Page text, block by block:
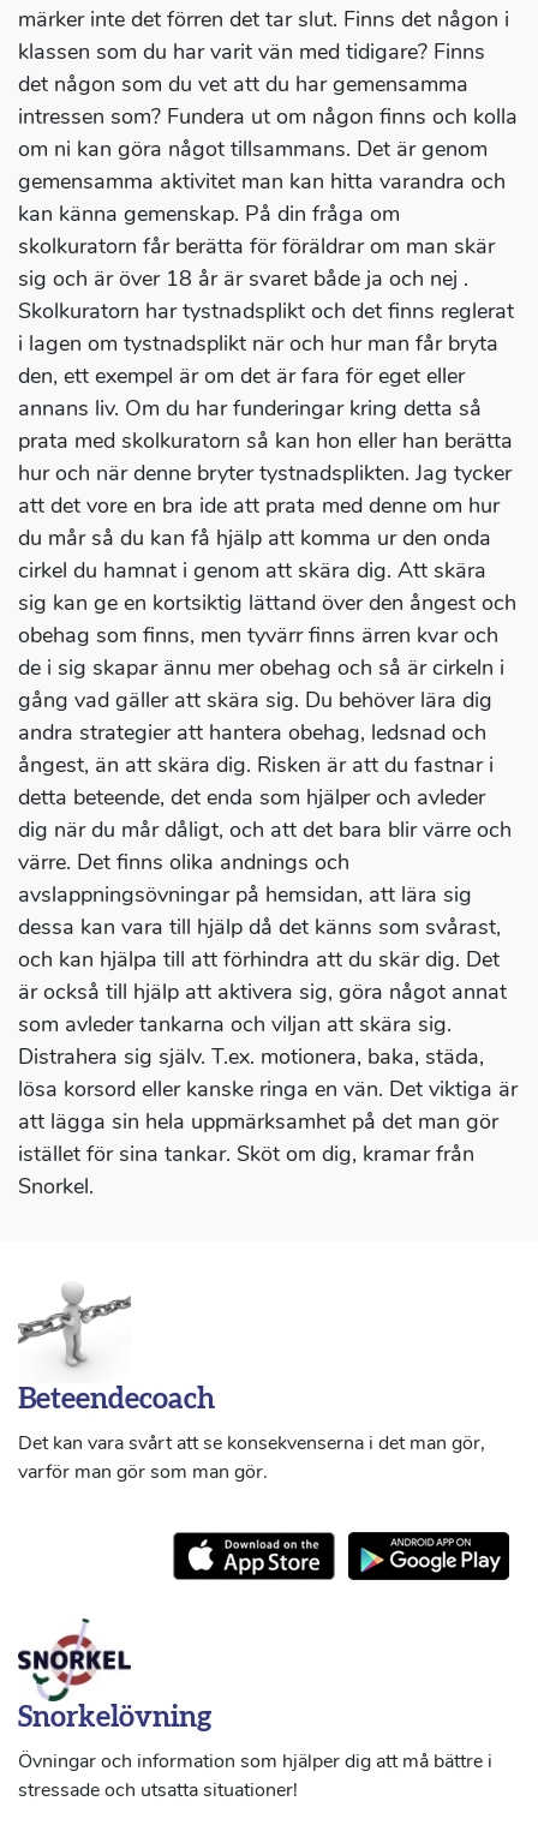
märker inte det förren det tar slut. Finns det någon i
klassen som du har varit vän med tidigare? Finns
det någon som du vet att du har gemensamma
intressen som? Fundera ut om någon finns och kolla
om ni kan göra något tillsammans. Det är genom
gemensamma aktivitet man kan hitta varandra och
kan känna gemenskap. På din fråga om
skolkuratorn får berätta för föräldrar om man skär
sig och är över 18 år är svaret både ja och nej .
Skolkuratorn har tystnadsplikt och det finns reglerat
i lagen om tystnadsplikt när och hur man får bryta
den, ett exempel är om det är fara för eget eller
annans liv. Om du har funderingar kring detta så
prata med skolkuratorn så kan hon eller han berätta
hur och när denne bryter tystnadsplikten. Jag tycker
att det vore en bra ide att prata med denne om hur
du mår så du kan få hjälp att komma ur den onda
cirkel du hamnat i genom att skära dig. Att skära
sig kan ge en kortsiktig lättand över den ångest och
obehag som finns, men tyvärr finns ärren kvar och
de i sig skapar ännu mer obehag och så är cirkeln i
gång vad gäller att skära sig. Du behöver lära dig
andra strategier att hantera obehag, ledsnad och
ångest, än att skära dig. Risken är att du fastnar i
detta beteende, det enda som hjälper och avleder
dig när du mår dåligt, och att det bara blir värre och
värre. Det finns olika andnings och
avslappningsövningar på hemsidan, att lära sig
dessa kan vara till hjälp då det känns som svårast,
och kan hjälpa till att förhindra att du skär dig. Det
är också till hjälp att aktivera sig, göra något annat
som avleder tankarna och viljan att skära sig.
Distrahera sig själv. T.ex. motionera, baka, städa,
lösa korsord eller kanske ringa en vän. Det viktiga är
att lägga sin hela uppmärksamhet på det man gör
istället för sina tankar. Sköt om dig, kramar från
Snorkel.
Beteendecoach
Det kan vara svårt att se konsekvenserna i det man gör,
varför man gör som man gör.
Snorkelövning
Övningar och information som hjälper dig att må bättre i
stressade och utsatta situationer!